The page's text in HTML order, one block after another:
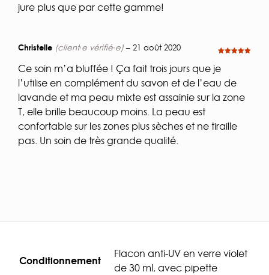
jure plus que par cette gamme!
5
Christelle (client·e vérifié·e) – 21 août 2020
Ce soin m’a bluffée ! Ça fait trois jours que je
l’utilise en complément du savon et de l’eau de
lavande et ma peau mixte est assainie sur la zone
T, elle brille beaucoup moins. La peau est
confortable sur les zones plus sèches et ne tiraille
pas. Un soin de très grande qualité.
Conditionnement
Flacon anti-UV en verre violet
de 30 ml, avec pipette